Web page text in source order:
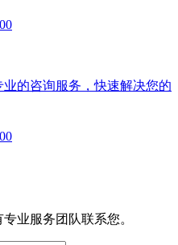
业的咨询服务，快速解决您的
业服务团队联系您。